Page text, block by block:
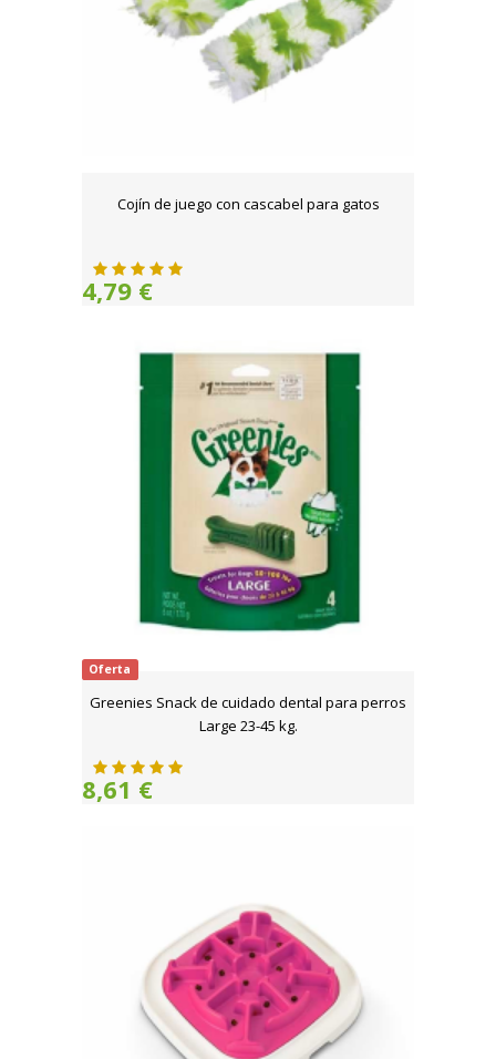
Cojín de juego con cascabel para gatos
4,79 €
Oferta
Greenies Snack de cuidado dental para perros
Large 23-45 kg.
8,61 €